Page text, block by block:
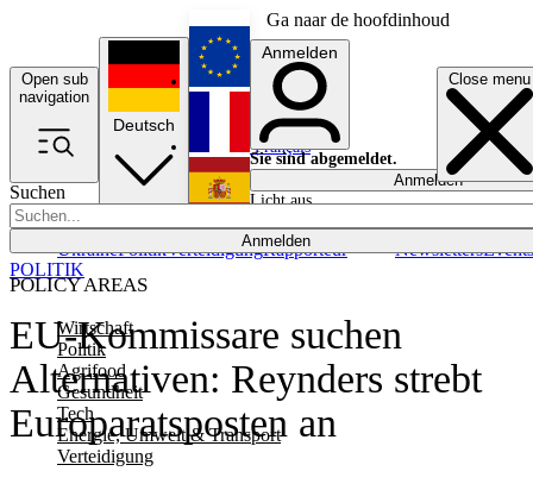
Ga naar de hoofdinhoud
Open sub
navigation
Close menu
Suchen
Anmelden
POLICY AREAS
Wirtschaft
Politik
Agrifood
Gesundheit
Tech
Energie, Umwelt & Transport
Verteidigung
UkrainePolitikVerteidigungRapporteur NewslettersEvents
Deutsch
English
Français
Anmelden
Sie sind abgemeldet.
Anmelden
Licht aus
EU-Kommissare suchen
Alternativen: Reynders strebt
Europaratsposten an
POLITIK